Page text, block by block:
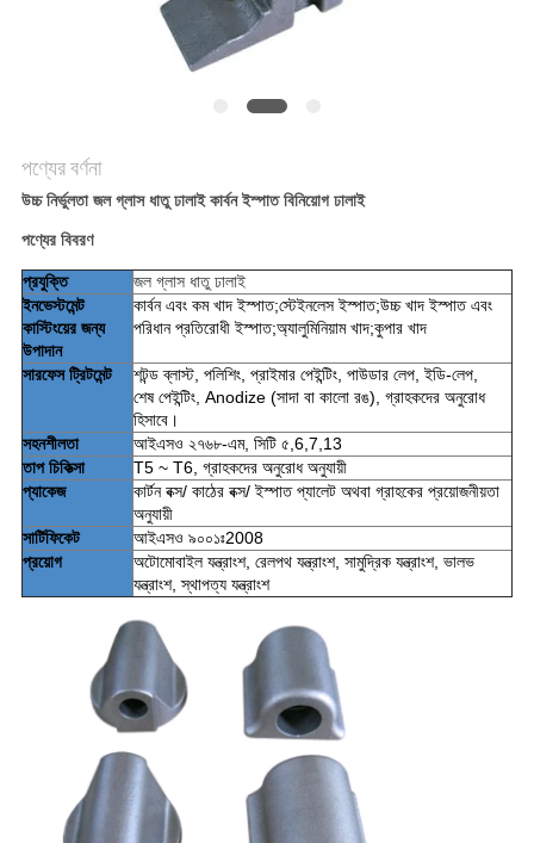
পণ্যের বর্ণনা
উচ্চ নির্ভুলতা জল গ্লাস ধাতু ঢালাই কার্বন ইস্পাত বিনিয়োগ ঢালাই
পণ্যের বিবরণ
প্রযুক্তি
জল গ্লাস ধাতু ঢালাই
ইনভেস্টমেন্ট
কাস্টিংয়ের জন্য
উপাদান
কার্বন এবং কম খাদ ইস্পাত;স্টেইনলেস ইস্পাত;উচ্চ খাদ ইস্পাত এবং
পরিধান প্রতিরোধী ইস্পাত;অ্যালুমিনিয়াম খাদ;কুপার খাদ
সারফেস ট্রিটমেন্ট
শটন্ড ব্লাস্ট, পলিশিং, প্রাইমার পেইন্টিং, পাউডার লেপ, ইডি-লেপ,
শেষ পেইন্টিং, Anodize (সাদা বা কালো রঙ), গ্রাহকদের অনুরোধ
হিসাবে।
সহনশীলতা
আইএসও ২৭৬৮-এম, সিটি ৫,6,7,13
তাপ চিকিত্সা
T5 ~ T6, গ্রাহকদের অনুরোধ অনুযায়ী
প্যাকেজ
কার্টন বক্স/ কাঠের বক্স/ ইস্পাত প্যালেট অথবা গ্রাহকের প্রয়োজনীয়তা
অনুযায়ী
সার্টিফিকেট
আইএসও ৯০০১ঃ2008
প্রয়োগ
অটোমোবাইল যন্ত্রাংশ, রেলপথ যন্ত্রাংশ, সামুদ্রিক যন্ত্রাংশ, ভালভ
যন্ত্রাংশ, স্থাপত্য যন্ত্রাংশ